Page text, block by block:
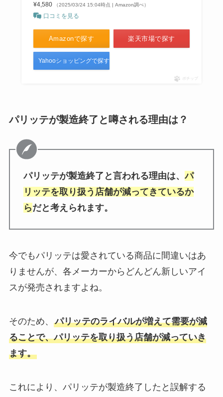
¥4,580
（2025/03/24 15:04時点 | Amazon調べ）
口コミを見る
Amazonで探す 楽天市場で探す
Yahooショッピングで探す
ポチップ
パリッテが製造終了と噂される理由は？
パリッテが製造終了と言われる理由は、パ
リッテを取り扱う店舗が減ってきているか
らだと考えられます。
今でもパリッテは愛されている商品に間違いはあ
りませんが、各メーカーからどんどん新しいアイ
スが発売されますよね。
そのため、 パリッテのライバルが増えて需要が減
ることで、パリッテを取り扱う店舗が減っていき
ます。
これにより、パリッテが製造終了したと誤解する